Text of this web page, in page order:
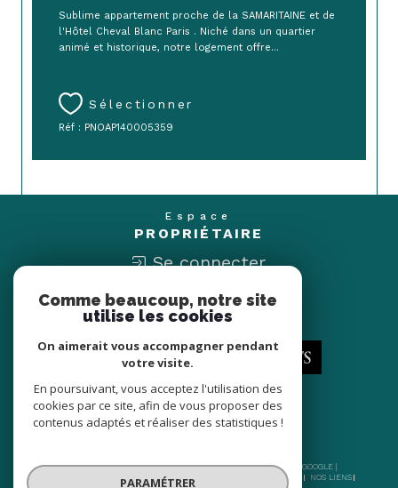
Sublime appartement proche de la SAMARITAINE et de
l'Hôtel Cheval Blanc Paris . Niché dans un quartier
animé et historique, notre logement offre...
Sélectionner
Réf : PNOAP140005359
Espace
PROPRIÉTAIRE
Se connecter
Nous
ADHÉRONS
© 2026 | TOUS DROITS RÉSERVÉS | TRADUCTION POWERED BY GOOGLE |
PLAN DU SITE ADMIN
NOS LIENS
Comme beaucoup, notre site
utilise les cookies
On aimerait vous accompagner pendant
votre visite.
En poursuivant, vous acceptez l'utilisation des
cookies par ce site, afin de vous proposer des
contenus adaptés et réaliser des statistiques !
PARAMÉTRER